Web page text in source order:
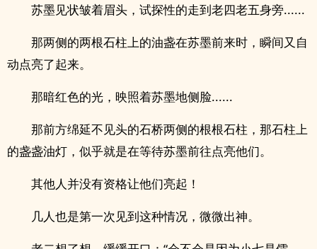
苏墨见状皱着眉头，试探性的走到老四老五身旁......
那两侧的两根石柱上的油盏在苏墨前来时，瞬间又自
动点亮了起来。
那暗红色的光，映照着苏墨地侧脸......
那前方绵延不见头的石桥两侧的根根石柱，那石柱上
的盏盏油灯，似乎就是在等待苏墨前往点亮他们。
其他人并没有资格让他们亮起！
几人也是第一次见到这种情况，微微出神。